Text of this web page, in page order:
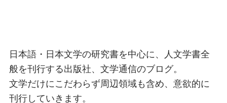
日本語・日本文学の研究書を中心に、人文学書全
般を刊行する出版社、文学通信のブログ。
文学だけにこだわらず周辺領域も含め、意欲的に
刊行していきます。